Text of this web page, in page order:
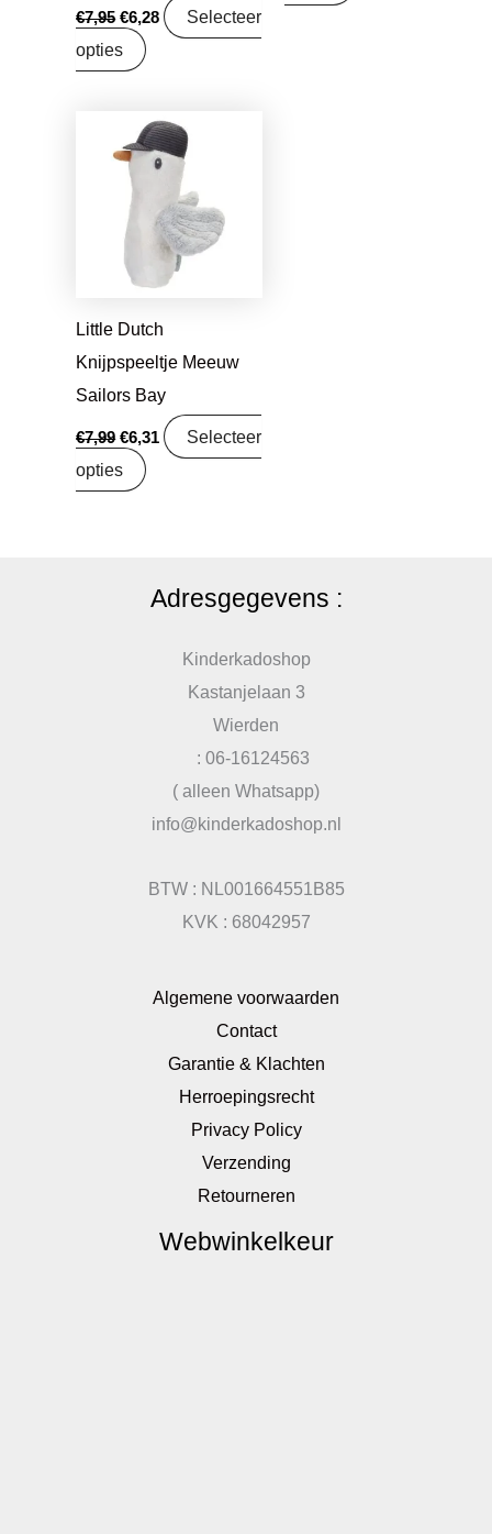
€7,95 €6,28
Selecteer
opties
Little Dutch
Knijpspeeltje Meeuw
Sailors Bay
€7,99
Oorspronkelijke
prijs
was:
€7,99.
€6,31
Huidige
prijs
is:
€6,31.
Selecteer
opties
Adresgegevens :
Kinderkadoshop
Kastanjelaan 3
Wierden
: 06-16124563
( alleen Whatsapp)
info@kinderkadoshop.nl
BTW : NL001664551B85
KVK : 68042957
Algemene voorwaarden
Contact
Garantie & Klachten
Herroepingsrecht
Privacy Policy
Verzending
Retourneren
Webwinkelkeur